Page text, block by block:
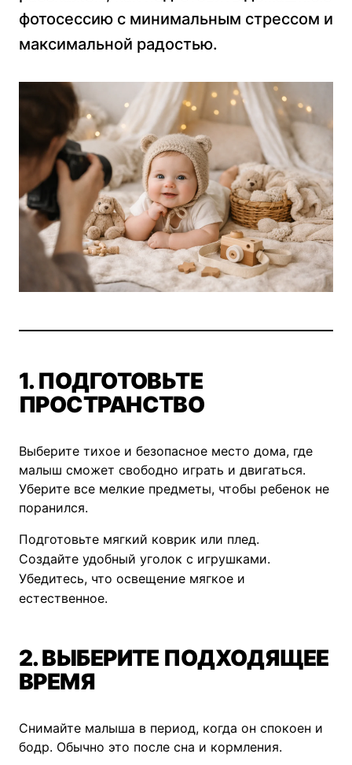
фотосессию с минимальным стрессом и
максимальной радостью.
1. ПОДГОТОВЬТЕ
ПРОСТРАНСТВО
Выберите тихое и безопасное место дома, где
малыш сможет свободно играть и двигаться.
Уберите все мелкие предметы, чтобы ребенок не
поранился.
Подготовьте мягкий коврик или плед.
Создайте удобный уголок с игрушками.
Убедитесь, что освещение мягкое и
естественное.
2. ВЫБЕРИТЕ ПОДХОДЯЩЕЕ
ВРЕМЯ
Снимайте малыша в период, когда он спокоен и
бодр. Обычно это после сна и кормления.